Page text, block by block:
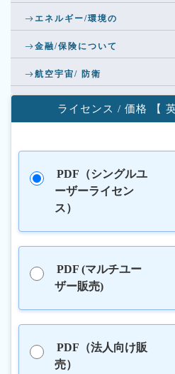
エネルギー/環境の
金融/保険について
航空宇宙/ 防衛
ライセンス / 価格 【
PDF（シングルユ
ーザーライセン
ス）
PDF (マルチユー
ザー販売)
PDF（法人向け販
売）